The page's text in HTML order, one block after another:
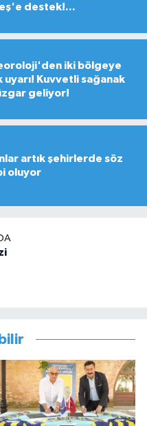
destek!...
iki bölgeye
uyarı! Kuvvetli sağanak
geliyor!
artık şehirlerde söz
oluyor